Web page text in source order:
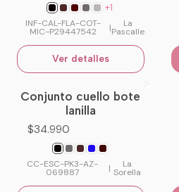
+1
INF-CAL-FLA-COT-
MIC-P29447542 | La
Pascalle
Ver detalles
No disponible
Conjunto cuello bote
lanilla
$34.990
CC-ESC-PK3-AZ-
069887 | La
Sorella